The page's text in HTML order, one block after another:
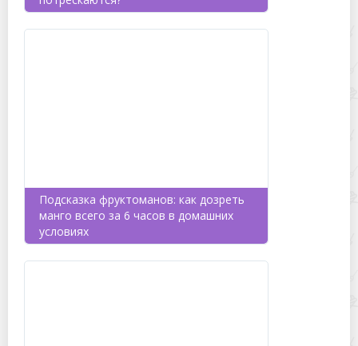
Подсказка фруктоманов: как дозреть
манго всего за 6 часов в домашних
условиях